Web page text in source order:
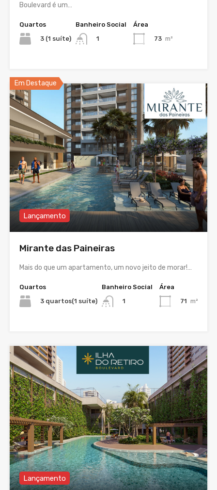
Boulevard é um…
Quartos
3 (1 suíte)
Banheiro Social
1
Área
73 m²
Em Destaque
Lançamento
Mirante das Paineiras
Mais do que um apartamento, um novo jeito de morar!…
Quartos
3 quartos(1 suíte)
Banheiro Social
1
Área
71 m²
Lançamento